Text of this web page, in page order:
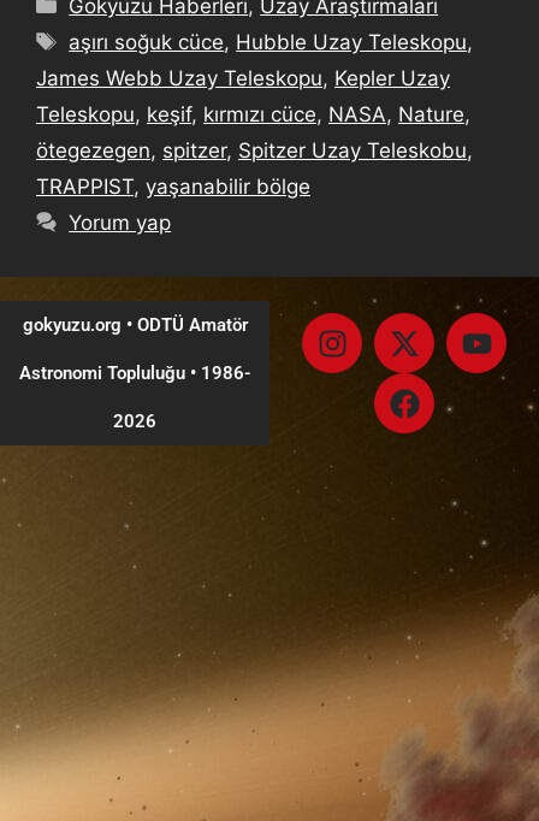
Gökyüzü Haberleri, Uzay Araştırmaları
aşırı soğuk cüce, Hubble Uzay Teleskopu,
James Webb Uzay Teleskopu, Kepler Uzay
Teleskopu, keşif, kırmızı cüce, NASA, Nature,
ötegezegen, spitzer, Spitzer Uzay Teleskobu,
TRAPPIST, yaşanabilir bölge
Yorum yap
gokyuzu.org • ODTÜ Amatör
Astronomi Topluluğu •1986-
2026